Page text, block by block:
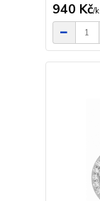
940 Kč/